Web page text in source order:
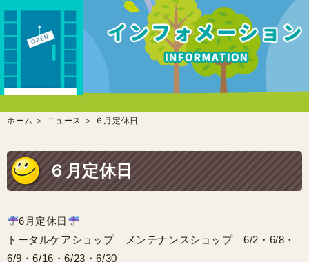
ホーム ＞ ニュース ＞ ６月定休日
６月定休日
6月定休日
トータルケアショップ メンテナンスショップ 6/2・6/8・
6/9・6/16・6/23・6/30